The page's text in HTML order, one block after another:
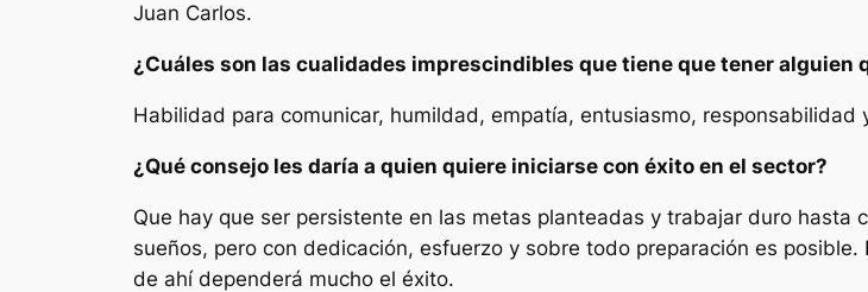
Juan Carlos.
¿Cuáles son las cualidades imprescindibles que tiene que tener alguien
Habilidad para comunicar, humildad, empatía, entusiasmo, responsabilidad
¿Qué consejo les daría a quien quiere iniciarse con éxito en el sector?
Que hay que ser persistente en las metas planteadas y trabajar duro hasta
sueños, pero con dedicación, esfuerzo y sobre todo preparación es
de ahí dependerá mucho el éxito.